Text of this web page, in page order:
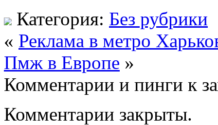
Категория: Без рубрики
« Реклама в метро
Пмж в Европе »
Комментарии и пинги к
Комментарии закрыты.